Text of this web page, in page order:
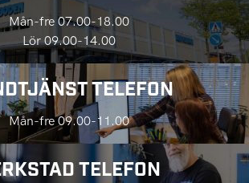
Mån-fre 07.00-18.00
Lör 09.00-14.00
TELEFON
Mån-fre 09.00-11.00
TELEFON